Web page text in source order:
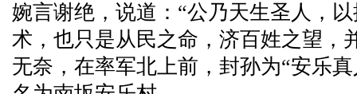
婉言谢绝，说道：“公乃天生圣人，
术，也只是从民之命，济百姓之望，
无奈，在率军北上前，封孙为“安乐